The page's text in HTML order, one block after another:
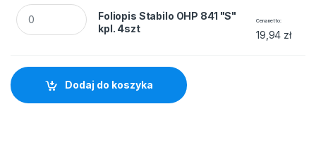
Foliopis Stabilo OHP 841 "S" kpl. 4szt quantity
Foliopis Stabilo OHP 841 "S"
kpl. 4szt
Cena netto
19,94 zł
Dodaj do koszyka